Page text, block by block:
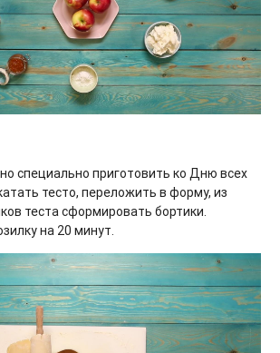
специально приготовить ко Дню всех
тесто, переложить в форму, из
теста сформировать бортики.
на 20 минут.